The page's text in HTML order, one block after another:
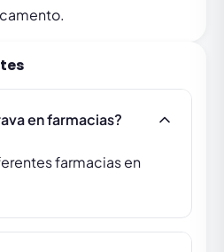
en farmacias?
farmacias en